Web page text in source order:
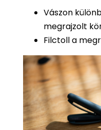
Vászon
megrajzolt
Filctoll a